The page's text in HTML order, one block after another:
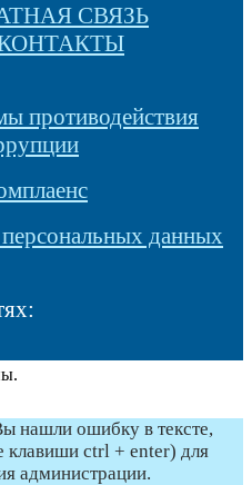
СВЯЗЬ
противодействия
данных
ошибку в тексте,
клавиши ctrl + enter) для
администрации.